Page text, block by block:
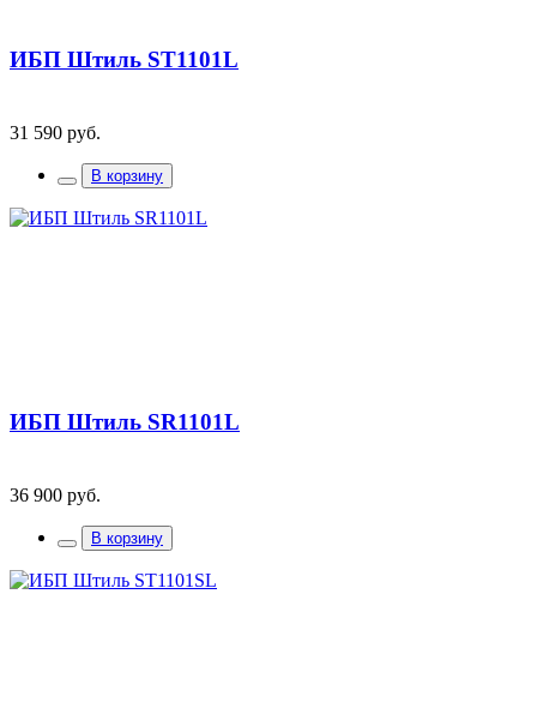
ИБП Штиль ST1101L
31 590 руб.
В корзину
ИБП Штиль SR1101L
36 900 руб.
В корзину